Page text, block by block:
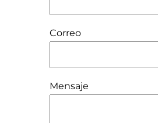
Correo
Mensaje